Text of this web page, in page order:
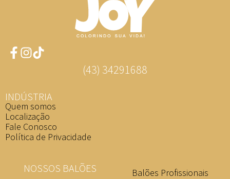
(43) 34291688
INDÚSTRIA
Quem somos
Localização
Fale Conosco
Política de Privacidade
NOSSOS BALÕES
Balões Profissionais